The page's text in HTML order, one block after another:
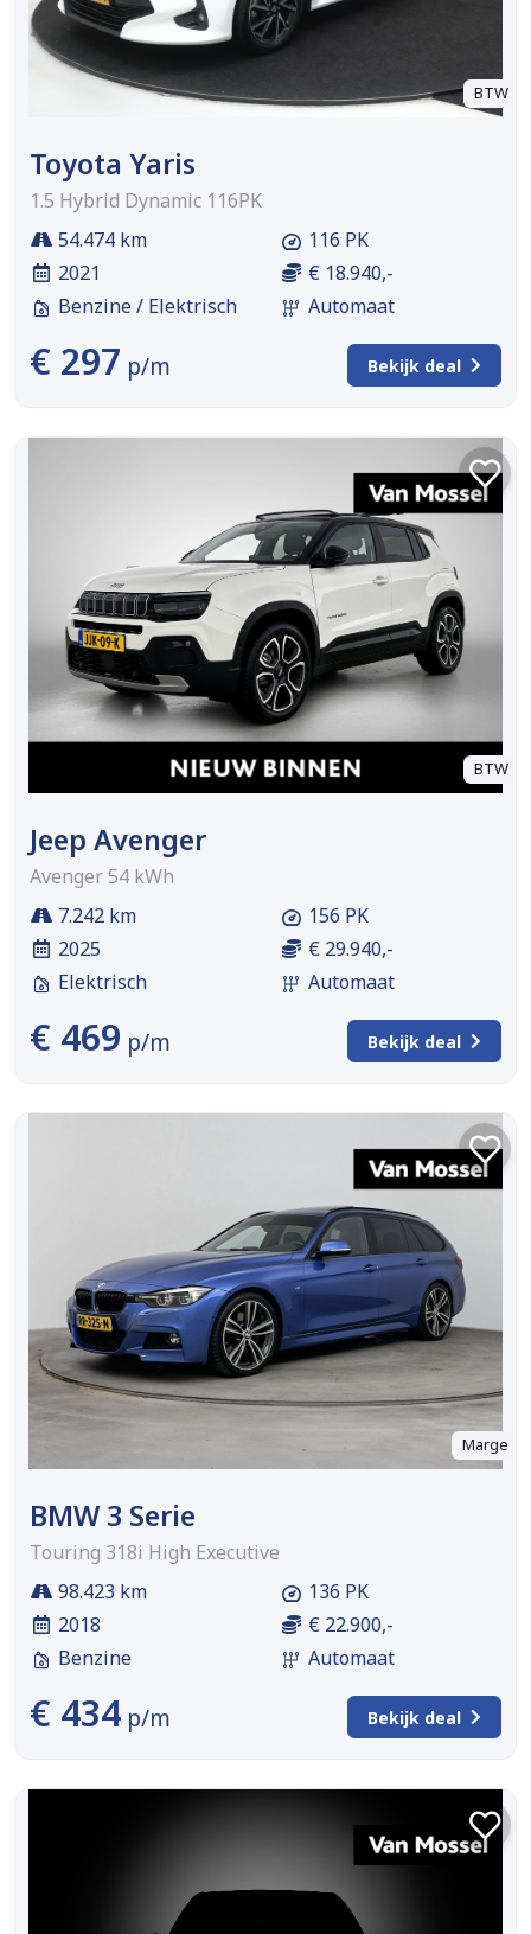
BTW
Toyota Yaris
1.5 Hybrid Dynamic 116PK
54.474 km
2021
Benzine / Elektrisch
116 PK
€ 18.940,-
Automaat
€ 297 p/m Bekijk deal
BTW
Jeep Avenger
Avenger 54 kWh
7.242 km
2025
Elektrisch
156 PK
€ 29.940,-
Automaat
€ 469 p/m Bekijk deal
Marge
BMW 3 Serie
Touring 318i High Executive
98.423 km
2018
Benzine
136 PK
€ 22.900,-
Automaat
€ 434 p/m Bekijk deal